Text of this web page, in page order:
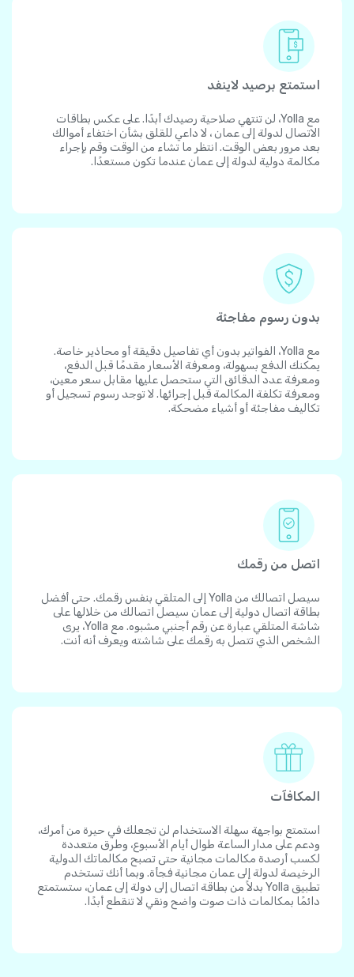
استمتع برصيد لاينفد
مع Yolla، لن تنتهي صلاحية رصيدك أبدًا. على عكس بطاقات
الاتصال لدولة إلى عمان ، لا داعي للقلق بشأن اختفاء أموالك
بعد مرور بعض الوقت. انتظر ما تشاء من الوقت وقم بإجراء
مكالمة دولية لدولة إلى عمان عندما تكون مستعدًا.
بدون رسوم مفاجئة
مع Yolla، الفواتير بدون أي تفاصيل دقيقة أو محاذير خاصة.
يمكنك الدفع بسهولة، ومعرفة الأسعار مقدمًا قبل الدفع،
ومعرفة عدد الدقائق التي ستحصل عليها مقابل سعر معين،
ومعرفة تكلفة المكالمة قبل إجرائها. لا توجد رسوم تسجيل أو
تكاليف مفاجئة أو أشياء مضحكة.
اتصل من رقمك
سيصل اتصالك من Yolla إلى المتلقي بنفس رقمك. حتى أفضل
بطاقة اتصال دولية إلى عمان سيصل اتصالك من خلالها على
شاشة المتلقي عبارة عن رقم أجنبي مشبوه. مع Yolla، يرى
الشخص الذي تتصل به رقمك على شاشته ويعرف أنه أنت.
المكافآت
استمتع بواجهة سهلة الاستخدام لن تجعلك في حيرة من أمرك،
ودعم على مدار الساعة طوال أيام الأسبوع، وطرق متعددة
لكسب أرصدة مكالمات مجانية حتى تصبح مكالماتك الدولية
الرخيصة لدولة إلى عمان مجانية فجأة. وبما أنك تستخدم
تطبيق Yolla بدلاً من بطاقة اتصال إلى دولة إلى عمان، ستستمتع
دائمًا بمكالمات ذات صوت واضح ونقي لا تنقطع أبدًا.